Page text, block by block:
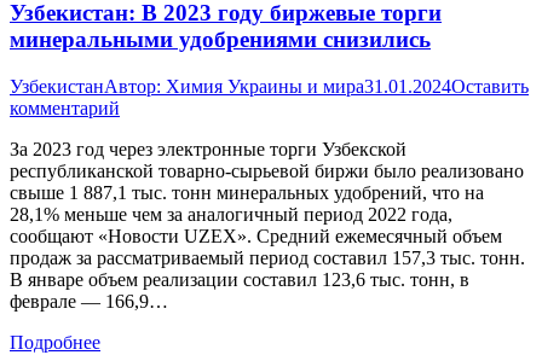
Узбекистан: В 2023 году биржевые торги
минеральными удобрениями снизились
УзбекистанАвтор: Химия Украины и мира31.01.2024Оставить
комментарий
За 2023 год через электронные торги Узбекской
республиканской товарно-сырьевой биржи было реализовано
свыше 1 887,1 тыс. тонн минеральных удобрений, что на
28,1% меньше чем за аналогичный период 2022 года,
сообщают «Новости UZEX». Средний ежемесячный объем
продаж за рассматриваемый период составил 157,3 тыс. тонн.
В январе объем реализации составил 123,6 тыс. тонн, в
феврале — 166,9…
Подробнее